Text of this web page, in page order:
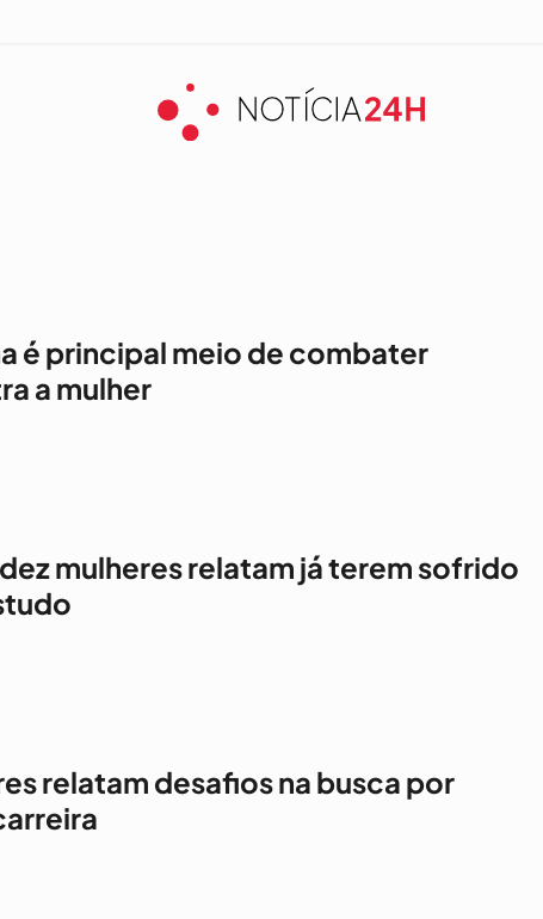
é principal meio de combater
a mulher
mulheres relatam já terem sofrido
relatam desafios na busca por